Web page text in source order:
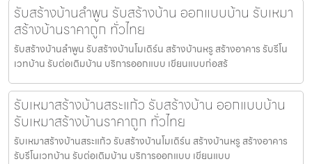
รับสร้างบ้านลำพูน รับสร้างบ้าน ออกแบบบ้าน รับเหมา
สร้างบ้านราคาถูก ทั่วไทย
รับสร้างบ้านลำพูน รับสร้างบ้านโมเดิร์น สร้างบ้านหรู สร้างอาคาร รับรีโน
เวทบ้าน รับต่อเติมบ้าน บริการออกแบบ เขียนแบบก่อสร้
รับเหมาสร้างบ้านสระแก้ว รับสร้างบ้าน ออกแบบบ้าน
รับเหมาสร้างบ้านราคาถูก ทั่วไทย
รับเหมาสร้างบ้านสระแก้ว รับสร้างบ้านโมเดิร์น สร้างบ้านหรู สร้างอาคาร
รับรีโนเวทบ้าน รับต่อเติมบ้าน บริการออกแบบ เขียนแบบ